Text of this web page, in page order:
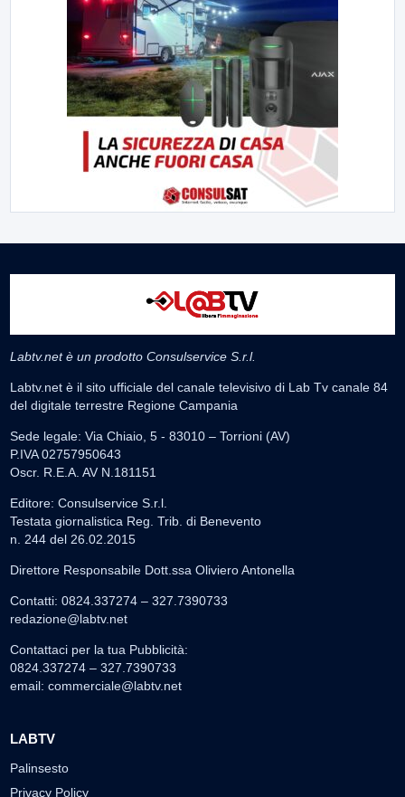
Labtv.net è un prodotto Consulservice S.r.l.
Labtv.net è il sito ufficiale del canale televisivo di Lab Tv canale 84
del digitale terrestre Regione Campania
Sede legale: Via Chiaio, 5 - 83010 – Torrioni (AV)
P.IVA 02757950643
Oscr. R.E.A. AV N.181151
Editore: Consulservice S.r.l.
Testata giornalistica Reg. Trib. di Benevento
n. 244 del 26.02.2015
Direttore Responsabile Dott.ssa Oliviero Antonella
Contatti: 0824.337274 – 327.7390733
redazione@labtv.net
Contattaci per la tua Pubblicità:
0824.337274 – 327.7390733
email: commerciale@labtv.net
LABTV
Palinsesto
Privacy Policy